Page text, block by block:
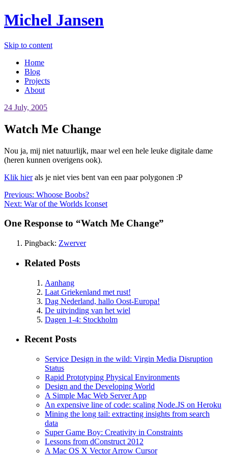
Michel Jansen
Skip to content
Home
Blog
Projects
About
24 July, 2005
Watch Me Change
Nou ja, mij niet natuurlijk, maar wel een hele leuke digitale dame
(heren kunnen overigens ook).
Klik hierals je niet vies bent van een paar polygonen :P
Previous: Whoose Boobs?
Next: War of the Worlds Iconset
One Response to “Watch Me Change”
Pingback: Zwerver
Related Posts
Aanhang
Laat Griekenland met rust!
Dag Nederland, hallo Oost-Europa!
De uitvinding van het wiel
Dagen 1-4: Stockholm
Recent Posts
Service Design in the wild: Virgin Media Disruption
Status
Rapid Prototyping Physical Environments
Design and the Developing World
A Simple Mac Web Server App
An expensive line of code: scaling Node.JS on Heroku
Mining the long tail: extracting insights from search
data
Super Game Boy: Creativity in Constraints
Lessons from dConstruct 2012
A Mac OS X Vector Arrow Cursor